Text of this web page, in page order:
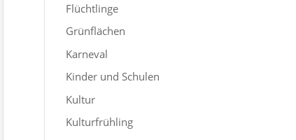
Flüchtlinge
Grünflächen
Karneval
Kinder und Schulen
Kultur
Kulturfrühling